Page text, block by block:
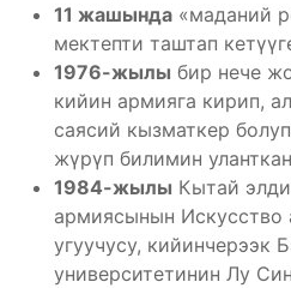
11 жашында «маданий
мектепти таштап
1976-жылы бир нече
кийин армияга кирип,
саясий кызматкер
жүрүп билимин
1984-жылы Кытай
армиясынын Искусство
угуучусу, кийинчерээк
университетинин Лу